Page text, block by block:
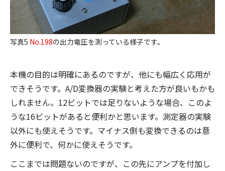
写真5 No.198の出力電圧を測っている様子です。
本機の目的は明確にあるのですが、他にも幅広く応用が
できそうです。A/D変換器の実験と考えた方が良いもかも
しれません。12ビットでは足りないような場合、このよ
うな16ビットがあると便利かと思います。測定器の実験
以外にも使えそうです。マイナス側も変換できるのは意
外に便利で、何かに使えそうです。
ここまでは問題ないのですが、この先にアンプを付加し